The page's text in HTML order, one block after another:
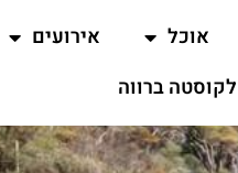
אוכל
אירועים
ברווה